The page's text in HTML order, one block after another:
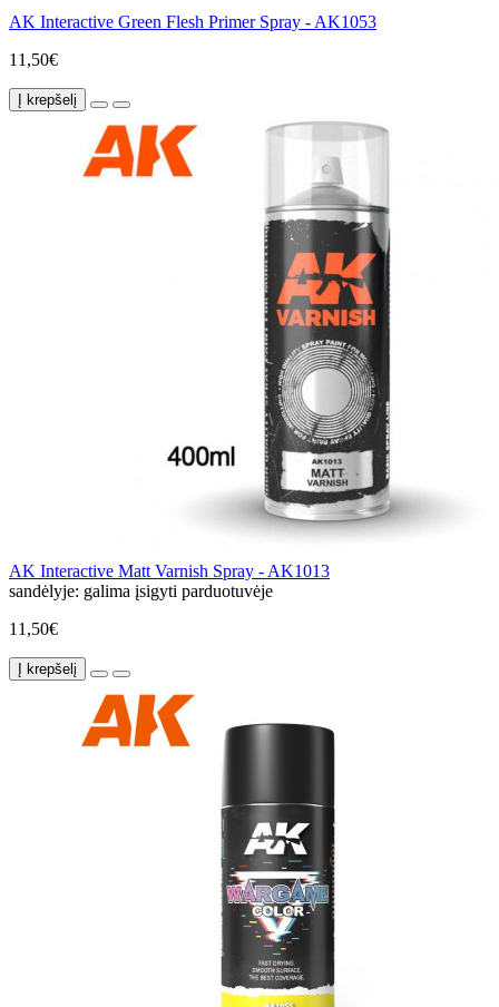
AK Interactive Green Flesh Primer Spray - AK1053
11,50€
Į krepšelį
AK Interactive Matt Varnish Spray - AK1013
sandėlyje: galima įsigyti parduotuvėje
11,50€
Į krepšelį